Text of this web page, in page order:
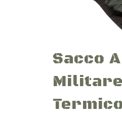
Sacco
Militare